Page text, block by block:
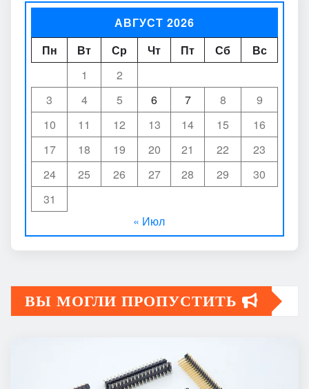
АВГУСТ 2026
Пн
Вт Ср Чт Пт Сб
Вс
1
2
3
4 5 6 7 8
9
10
11 12 13 14 15
16
17
18 19 20 21 22
23
24
25 26 27 28 29
30
31
« Июл
ВЫ МОГЛИ ПРОПУСТИТЬ